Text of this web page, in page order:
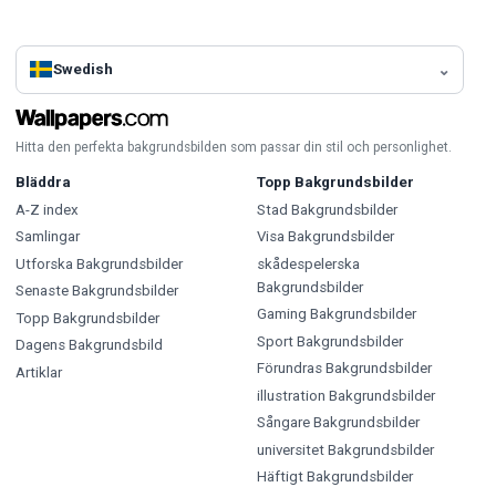
Swedish
Hitta den perfekta bakgrundsbilden som passar din stil och personlighet.
Bläddra
A-Z index
Samlingar
Utforska Bakgrundsbilder
Senaste Bakgrundsbilder
Topp Bakgrundsbilder
Dagens Bakgrundsbild
Artiklar
Topp Bakgrundsbilder
Stad Bakgrundsbilder
Visa Bakgrundsbilder
skådespelerska
Bakgrundsbilder
Gaming Bakgrundsbilder
Sport Bakgrundsbilder
Förundras Bakgrundsbilder
illustration Bakgrundsbilder
Sångare Bakgrundsbilder
universitet Bakgrundsbilder
Häftigt Bakgrundsbilder